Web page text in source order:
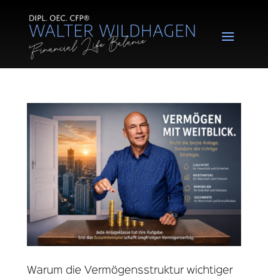
Warum die Vermögensstruktur wichtiger